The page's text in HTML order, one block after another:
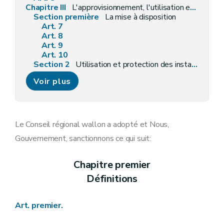
Chapitre III
L'approvisionnement, l'utilisation et la protection des installations
Section première
La mise à disposition
Art. 7
Art. 8
Art. 9
Art. 10
Section 2 Utilisation et protection des installations
Art. 11
Art. 12
Art. 13
Chapitre IV Enregistrement des consommations - Tarification et facturation
Section première
Enregistrement des consommations
Art. 15
Facturation
Section 4
Voir plus
Le Conseil régional wallon a adopté et Nous,
Gouvernement, sanctionnons ce qui suit:
Chapitre premier
Définitions
Art. premier.